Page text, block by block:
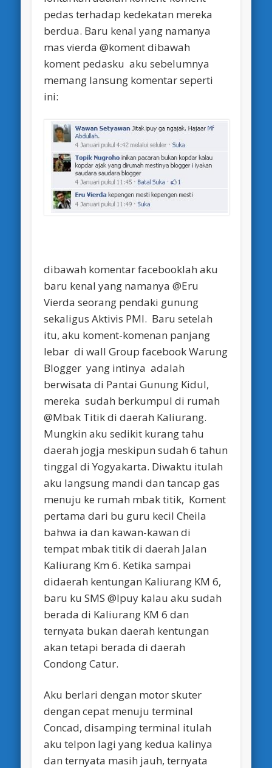
pedas terhadap kedekatan mereka
berdua. Baru kenal yang namanya
mas vierda @koment dibawah
koment pedasku aku sebelumnya
memang lansung komentar seperti
ini:
dibawah komentar facebooklah aku
baru kenal yang namanya @Eru
Vierda seorang pendaki gunung
sekaligus Aktivis PMI. Baru setelah
itu, aku koment-komenan panjang
lebar di wall Group facebook Warung
Blogger yang intinya adalah
berwisata di Pantai Gunung Kidul,
mereka sudah berkumpul di rumah
@Mbak Titik di daerah Kaliurang.
Mungkin aku sedikit kurang tahu
daerah jogja meskipun sudah 6 tahun
tinggal di Yogyakarta. Diwaktu itulah
aku langsung mandi dan tancap gas
menuju ke rumah mbak titik, Koment
pertama dari bu guru kecil Cheila
bahwa ia dan kawan-kawan di
tempat mbak titik di daerah Jalan
Kaliurang Km 6. Ketika sampai
didaerah kentungan Kaliurang KM 6,
baru ku SMS @Ipuy kalau aku sudah
berada di Kaliurang KM 6 dan
ternyata bukan daerah kentungan
akan tetapi berada di daerah
Condong Catur.
Aku berlari dengan motor skuter
dengan cepat menuju terminal
Concad, disamping terminal itulah
aku telpon lagi yang kedua kalinya
dan ternyata masih jauh, ternyata